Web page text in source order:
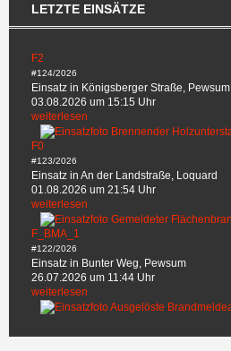
LETZTE EINSÄTZE
F2
#124/2026
Einsatz in Königsberger Straße, Pewsum
03.08.2026 um 15:15 Uhr
weiterlesen
F0
#123/2026
Einsatz in An der Landstraße, Loquard
01.08.2026 um 21:54 Uhr
weiterlesen
F_BMA_1
#122/2026
Einsatz in Bunter Weg, Pewsum
26.07.2026 um 11:44 Uhr
weiterlesen